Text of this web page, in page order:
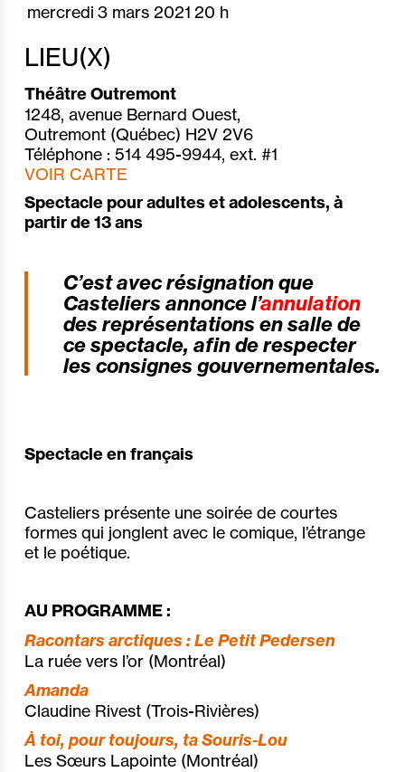
mercredi 3 mars 2021 20 h
LIEU(X)
Théâtre Outremont
1248, avenue Bernard Ouest,
Outremont (Québec) H2V 2V6
Téléphone : 514 495-9944, ext. #1
VOIR CARTE
Spectacle pour adultes et adolescents, à
partir de 13 ans
C’est avec résignation que
Casteliers annonce l’annulation
des représentations en salle de
ce spectacle, afin de respecter
les consignes gouvernementales.
Spectacleen français
Casteliers présente une soirée de courtes
formes qui jonglent avec le comique, l’étrange
et le poétique.
AU PROGRAMME :
Racontars arctiques : Le Petit Pedersen
La ruée vers l’or (Montréal)
Amanda
Claudine Rivest (Trois-Rivières)
À toi, pour toujours, ta Souris-Lou
Les Sœurs Lapointe (Montréal)